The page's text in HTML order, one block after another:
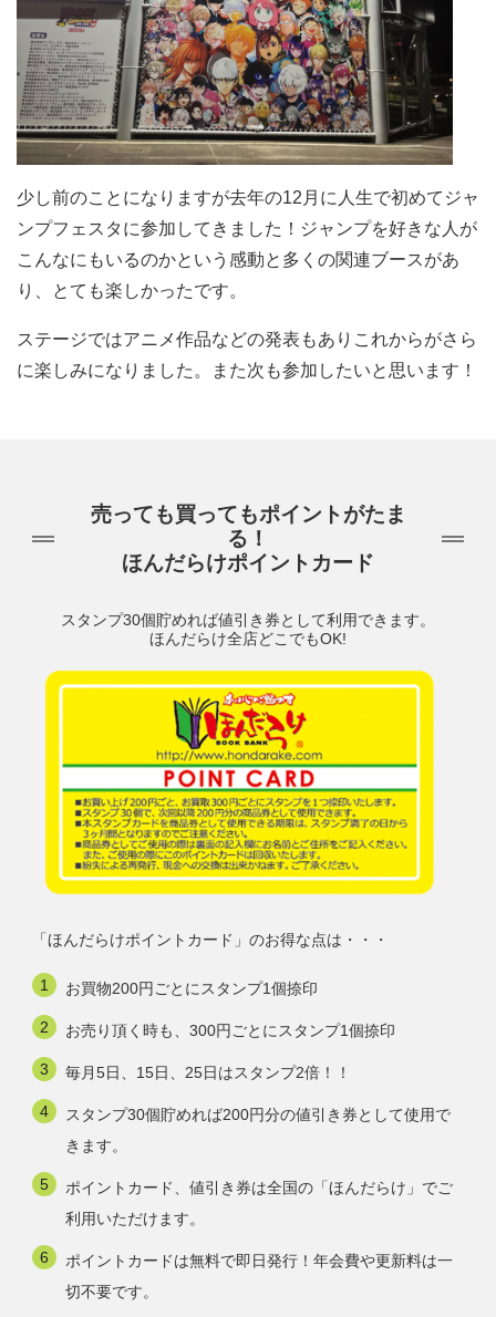
少し前のことになりますが去年の12月に人生で初めてジャ
ンプフェスタに参加してきました！ジャンプを好きな人が
こんなにもいるのかという感動と多くの関連ブースがあ
り、とても楽しかったです。
ステージではアニメ作品などの発表もありこれからがさら
に楽しみになりました。また次も参加したいと思います！
売っても買ってもポイントがたま
る！
ほんだらけポイントカード
スタンプ30個貯めれば値引き券として利用できます。
ほんだらけ全店どこでもOK!
「ほんだらけポイントカード」のお得な点は・・・
お買物200円ごとにスタンプ1個捺印
お売り頂く時も、300円ごとにスタンプ1個捺印
毎月5日、15日、25日はスタンプ2倍！！
スタンプ30個貯めれば200円分の値引き券として使用で
きます。
ポイントカード、値引き券は全国の「ほんだらけ」でご
利用いただけます。
ポイントカードは無料で即日発行！年会費や更新料は一
切不要です。